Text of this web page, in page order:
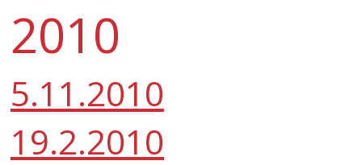
2010
5.11.2010
19.2.2010